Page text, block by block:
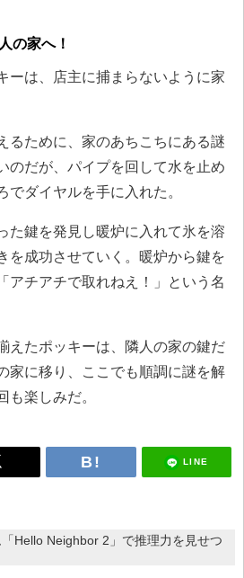
の家へ！
ーは、店主に捕まらないように家
るために、家のあちこちにある謎
のだが、パイプを回して水を止め
でダイヤルを手に入れた。
た鍵を発見し暖炉に入れて氷を溶
を成功させていく。暖炉から鍵を
アチアチで取れねえ！」という名
えたポッキーは、隣人の家の鍵だ
家に移り、ここでも順調に謎を解
も楽しみだ。
LINE
Hello Neighbor 2」で推理力を見せつ